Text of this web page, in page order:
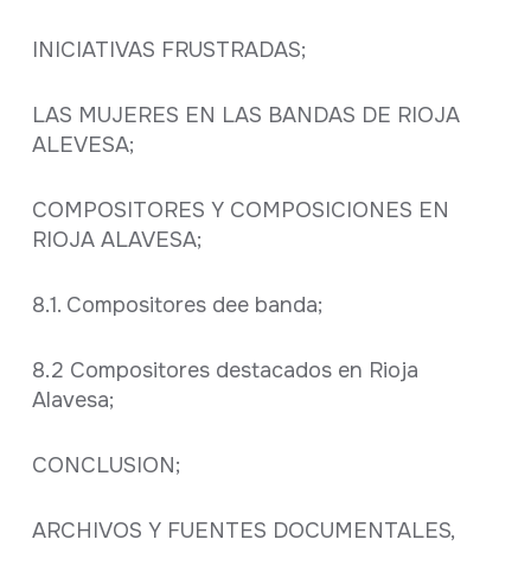
INICIATIVAS FRUSTRADAS;
LAS MUJERES EN LAS BANDAS DE RIOJA
ALEVESA;
COMPOSITORES Y COMPOSICIONES EN
RIOJA ALAVESA;
8.1. Compositores dee banda;
8.2 Compositores destacados en Rioja
Alavesa;
CONCLUSION;
ARCHIVOS Y FUENTES DOCUMENTALES,